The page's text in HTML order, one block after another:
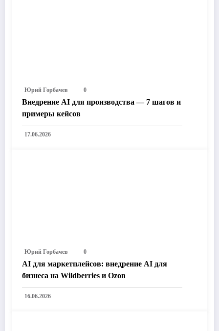
Юрий Горбачев 0
Внедрение AI для производства — 7 шагов и
примеры кейсов
17.06.2026
Юрий Горбачев 0
AI для маркетплейсов: внедрение AI для
бизнеса на Wildberries и Ozon
16.06.2026